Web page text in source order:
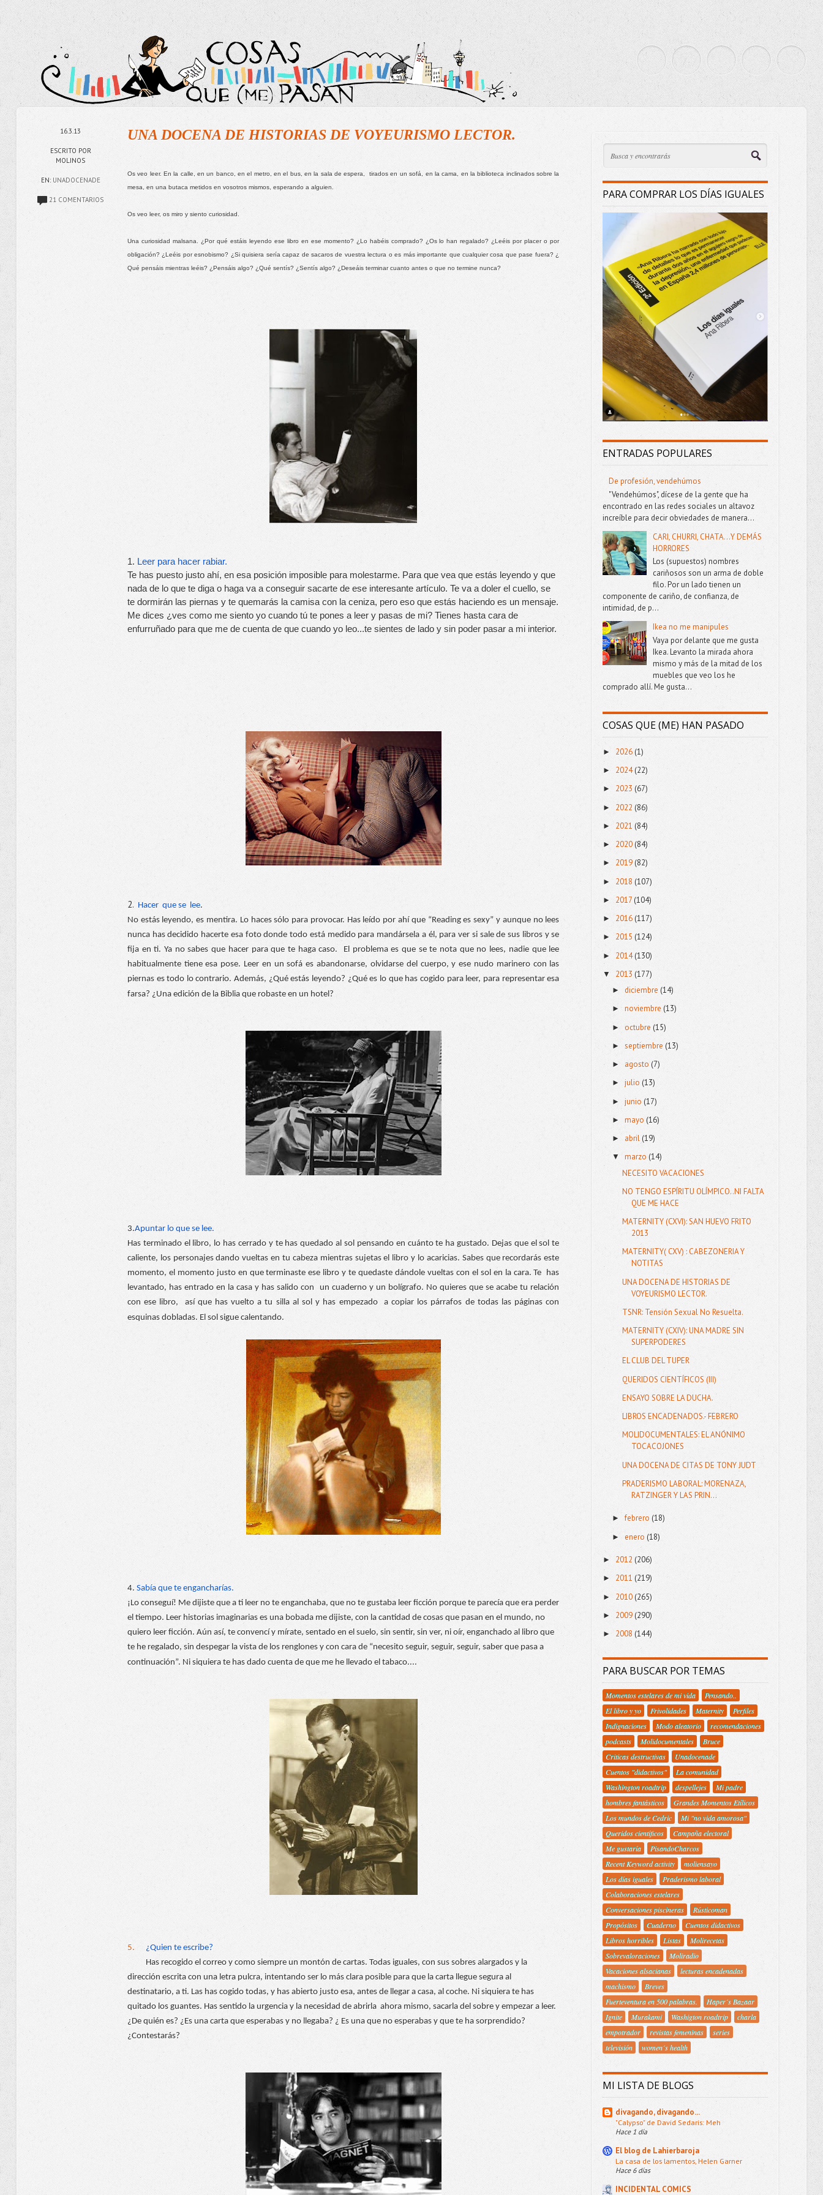
16.3.13
ESCRITO POR
MOLINOS
EN: UNADOCENADE
21 COMENTARIOS
UNA DOCENA DE HISTORIAS DE VOYEURISMO LECTOR.
Os veo leer. En la calle, en un banco, en el metro, en el bus, en la sala de espera,  tirados en un sofá, en la cama, en la biblioteca inclinados sobre la
mesa, en una butaca metidos en vosotros mismos, esperando a alguien.
Os veo leer, os miro y siento curiosidad.
Una curiosidad malsana. ¿Por qué estáis leyendo ese libro en ese momento? ¿Lo habéis comprado? ¿Os lo han regalado? ¿Leéis por placer o por
obligación? ¿Leéis por esnobismo? ¿Si quisiera sería capaz de sacaros de vuestra lectura o es más importante que cualquier cosa que pase fuera? ¿
Qué pensáis mientras leéis? ¿Pensáis algo? ¿Qué sentís? ¿Sentís algo? ¿Deseáis terminar cuanto antes o que no termine nunca?
1. Leer para hacer rabiar.
Te has puesto justo ahí, en esa posición imposible para molestarme. Para que vea que estás leyendo y que
nada de lo que te diga o haga va a conseguir sacarte de ese interesante artículo. Te va a doler el cuello, se
te dormirán las piernas y te quemarás la camisa con la ceniza, pero eso que estás haciendo es un mensaje.
Me dices ¿ves como me siento yo cuando tú te pones a leer y pasas de mi? Tienes hasta cara de
enfurruñado para que me de cuenta de que cuando yo leo...te sientes de lado y sin poder pasar a mi interior.
2. Hacer  que se  lee.
No estás leyendo, es mentira. Lo haces sólo para provocar. Has leído por ahí que “Reading es sexy” y aunque no lees
nunca has decidido hacerte esa foto donde todo está medido para mandársela a él, para ver si sale de sus libros y se
fija en ti. Ya no sabes que hacer para que te haga caso.  El problema es que se te nota que no lees, nadie que lee
habitualmente tiene esa pose. Leer en un sofá es abandonarse, olvidarse del cuerpo, y ese nudo marinero con las
piernas es todo lo contrario. Además, ¿Qué estás leyendo? ¿Qué es lo que has cogido para leer, para representar esa
farsa? ¿Una edición de la Biblia que robaste en un hotel?
3.Apuntar lo que se lee.
Has terminado el libro, lo has cerrado y te has quedado al sol pensando en cuánto te ha gustado. Dejas que el sol te
caliente, los personajes dando vueltas en tu cabeza mientras sujetas el libro y lo acaricias. Sabes que recordarás este
momento, el momento justo en que terminaste ese libro y te quedaste dándole vueltas con el sol en la cara. Te  has
levantado, has entrado en la casa y has salido con  un cuaderno y un bolígrafo. No quieres que se acabe tu relación
con ese libro,  así que has vuelto a tu silla al sol y has empezado  a copiar los párrafos de todas las páginas con
esquinas dobladas. El sol sigue calentando.
4. Sabía que te engancharías.
¡Lo conseguí! Me dijiste que a ti leer no te enganchaba, que no te gustaba leer ficción porque te parecía que era perder
el tiempo. Leer historias imaginarias es una bobada me dijiste, con la cantidad de cosas que pasan en el mundo, no
quiero leer ficción. Aún así, te convencí y mírate, sentado en el suelo, sin sentir, sin ver, ni oír, enganchado al libro que
te he regalado, sin despegar la vista de los renglones y con cara de “necesito seguir, seguir, seguir, saber que pasa a
continuación”. Ni siquiera te has dado cuenta de que me he llevado el tabaco....
5.
¿Quien te escribe?
Has recogido el correo y como siempre un montón de cartas. Todas iguales, con sus sobres alargados y la
dirección escrita con una letra pulcra, intentando ser lo más clara posible para que la carta llegue segura al
destinatario, a ti. Las has cogido todas, y has abierto justo esa, antes de llegar a casa, al coche. Ni siquiera te has
quitado los guantes. Has sentido la urgencia y la necesidad de abrirla  ahora mismo, sacarla del sobre y empezar a leer.
¿De quién es? ¿Es una carta que esperabas y no llegaba? ¿ Es una que no esperabas y que te ha sorprendido?
¿Contestarás?
PARA COMPRAR LOS DÍAS IGUALES
ENTRADAS POPULARES
De profesión, vendehúmos
"Vendehúmos", dícese de la gente que ha
encontrado en las redes sociales un altavoz
increíble para decir obviedades de manera...
CARI, CHURRI, CHATA...Y DEMÁS
HORRORES
Los (supuestos) nombres
cariñosos son un arma de doble
filo. Por un lado tienen un
componente de cariño, de confianza, de
intimidad, de p...
Ikea no me manipules
Vaya por delante que me gusta
Ikea. Levanto la mirada ahora
mismo y más de la mitad de los
muebles que veo los he
comprado allí. Me gusta...
COSAS QUE (ME) HAN PASADO
► 2026 (1)
► 2024(22)
► 2023 (67)
► 2022 (86)
► 2021 (84)
► 2020(84)
► 2019(82)
► 2018 (107)
► 2017 (104)
► 2016(117)
► 2015 (124)
► 2014(130)
▼ 2013 (177)
►diciembre (14)
►noviembre (13)
►octubre (15)
► septiembre (13)
► agosto(7)
►julio(13)
►junio (17)
►mayo(16)
► abril (19)
▼marzo (14)
NECESITO VACACIONES
NO TENGO ESPÍRITU OLÍMPICO..NI FALTA
QUE ME HACE
MATERNITY (CXVI): SAN HUEVO FRITO
2013
MATERNITY( CXV) : CABEZONERIA Y
NOTITAS
UNA DOCENA DE HISTORIAS DE
VOYEURISMO LECTOR.
TSNR: Tensión Sexual No Resuelta.
MATERNITY (CXIV): UNA MADRE SIN
SUPERPODERES
EL CLUB DEL TUPER
QUERIDOS CIENTÍFICOS (III)
ENSAYO SOBRE LA DUCHA.
LIBROS ENCADENADOS.- FEBRERO
MOLIDOCUMENTALES: EL ANÓNIMO
TOCACOJONES
UNA DOCENA DE CITAS DE TONY JUDT
PRADERISMO LABORAL: MORENAZA,
RATZINGER Y LAS PRIN...
►febrero(18)
► enero(18)
► 2012 (206)
► 2011 (219)
► 2010(265)
► 2009 (290)
► 2008 (144)
PARA BUSCAR POR TEMAS
Momentos estelares de mi vida
Pensando..
El libro y yo
Frivolidades Maternity
Perfiles
Indignaciones
Modo aleatorio
recomendaciones
podcasts
Molidocumentales
Bruce
Criticas destructivas
Unadocenade
Cuentos "didactivos"
La comunidad
Washington roadtrip
despellejes
Mi padre
hombres fantásticos
Grandes Momentos Etílicos
Los mundos de Cedric
Mi "no vida amorosa"
Queridos científicos
Campaña electoral
Me gustaría
PisandoCharcos
Recent Keyword activity
moliensayo
Los días iguales
Praderismo laboral
Colaboraciones estelares
Conversaciones piscineras
Rústicoman
Propósitos
Cuaderno
Cuentos didactivos
Libros horribles
Listas
Molirecetas
Sobrevaloraciones
Moliradio
Vacaciones alsacianas
lecturas encadenadas
machismo
Breves
Fuerteventura en 500 palabras.
Haper´s Bazaar
Ignite
Murakami Washigton roadtrip
charla
empotrador
revistas femeninas
series
televisión
women´s health
MI LISTA DE BLOGS
divagando, divagando...
"Calypso" de David Sedaris: Meh
Hace 1 día
El blog de Lahierbaroja
La casa de los lamentos, Helen Garner
Hace 6 días
INCIDENTAL COMICS